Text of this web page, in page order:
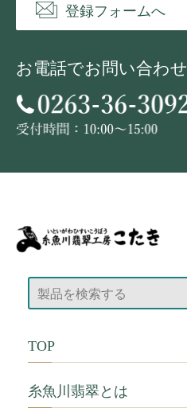
登録フォームへ
お電話でお問い合わせ
TOP
糸魚川翡翠とは